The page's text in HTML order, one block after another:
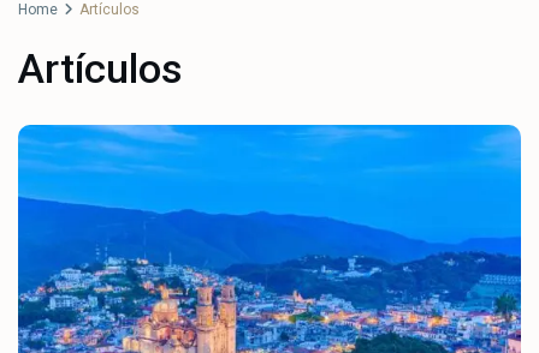
Home Artículos
Artículos